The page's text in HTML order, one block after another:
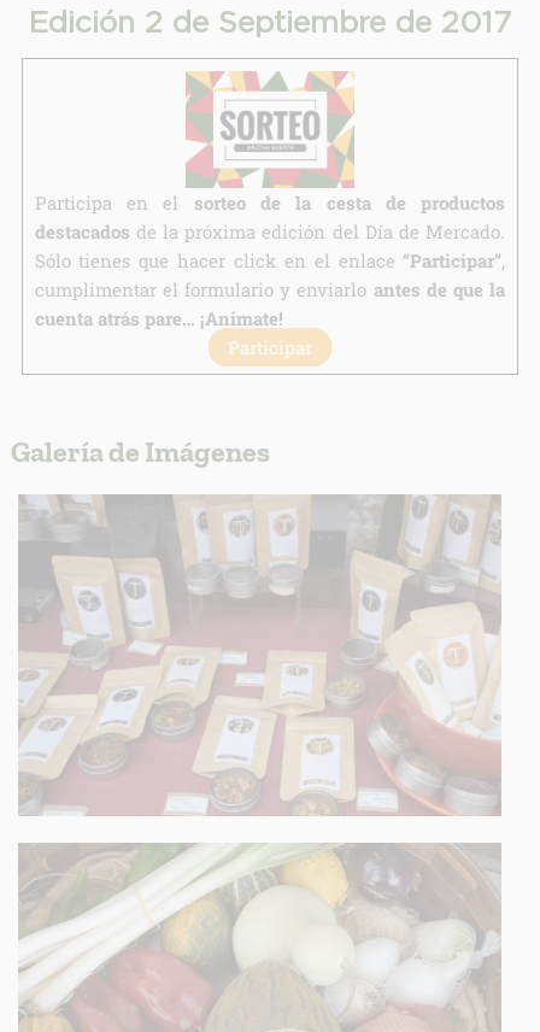
Edición 2 de Septiembre de 2017
Participa en el sorteo de la cesta de productos
destacados de la próxima edición del Día de Mercado.
Sólo tienes que hacer click en el enlace “Participar”,
cumplimentar el formulario y enviarlo antes de que la
cuenta atrás pare… ¡Anímate!
Participar
Galería de Imágenes
Finalidad:
Información adicional
link